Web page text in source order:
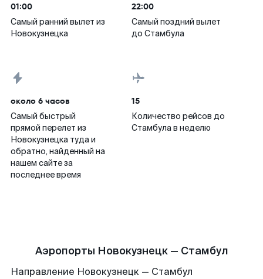
01:00
Самый ранний вылет из
Новокузнецка
22:00
Самый поздний вылет
до Стамбула
около 6 часов
Самый быстрый
прямой перелет из
Новокузнецка туда и
обратно, найденный на
нашем сайте за
последнее время
15
Количество рейсов до
Стамбула в неделю
Аэропорты Новокузнецк — Стамбул
Направление Новокузнецк — Стамбул